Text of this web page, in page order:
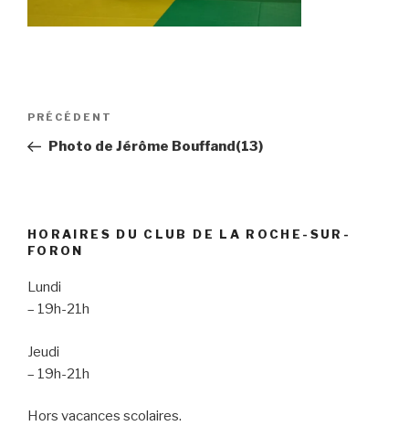
Navigation
l’article
Article
précédent
PRÉCÉDENT
Photo de Jérôme Bouffand(13)
HORAIRES DU CLUB DE LA ROCHE-SUR-
FORON
Lundi
– 19h-21h
Jeudi
– 19h-21h
Hors vacances scolaires.